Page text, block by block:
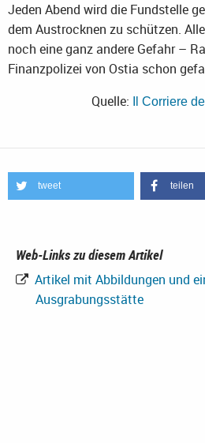
Jeden Abend wird die Fundstelle
dem Austrocknen zu schützen.
noch eine ganz andere Gefahr –
Finanzpolizei von Ostia schon
Quelle:
Il Corriere
tweet teilen
Web-Links zu diesem Artikel
Artikel mit Abbildungen und
Ausgrabungsstätte